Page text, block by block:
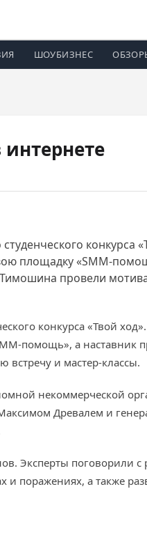
ШОУБИЗНЕС
конкурса
площадку «SMM-
Тимошина провели
конкурса «Твой
помощь», а наставник
встречу и мастер-классы.
некоммерческой
Древалем и
Эксперты поговорили с
и поражениях, а также